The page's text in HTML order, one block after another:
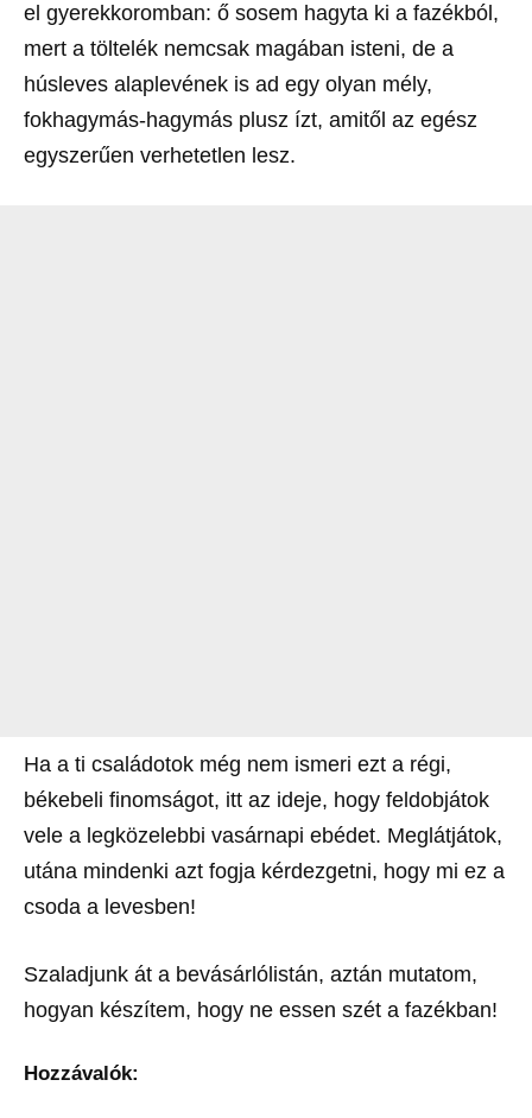
el gyerekkoromban: ő sosem hagyta ki a fazékból,
mert a töltelék nemcsak magában isteni, de a
húsleves alaplevének is ad egy olyan mély,
fokhagymás-hagymás plusz ízt, amitől az egész
egyszerűen verhetetlen lesz.
Ha a ti családotok még nem ismeri ezt a régi,
békebeli finomságot, itt az ideje, hogy feldobjátok
vele a legközelebbi vasárnapi ebédet. Meglátjátok,
utána mindenki azt fogja kérdezgetni, hogy mi ez a
csoda a levesben!
Szaladjunk át a bevásárlólistán, aztán mutatom,
hogyan készítem, hogy ne essen szét a fazékban!
Hozzávalók: